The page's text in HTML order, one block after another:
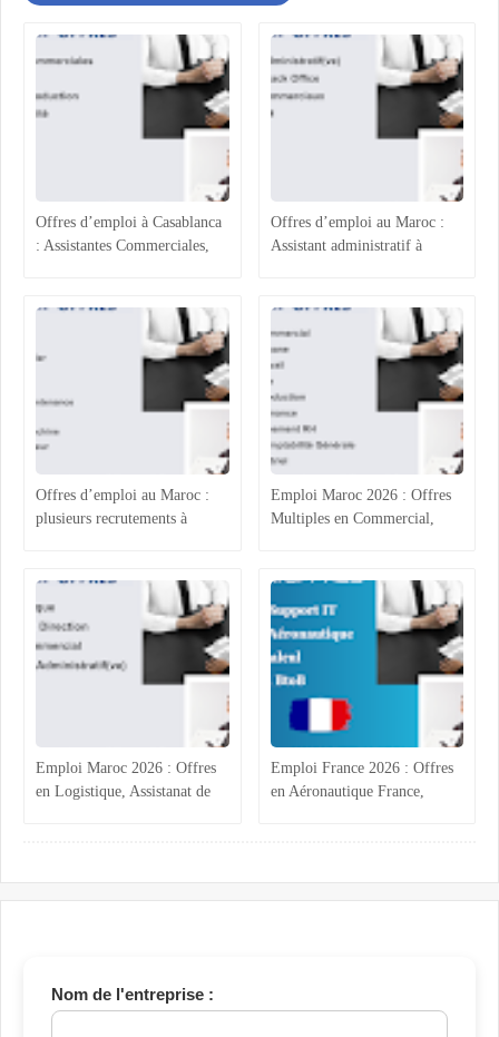
Offres d’emploi à Casablanca
: Assistantes Commerciales,
Qualité
Offres d’emploi au Maroc :
Assistant administratif à
Commerciaux à Rabat-Salé et
Assistant RH à Agadir
Offres d’emploi au Maroc :
plusieurs recrutements à
Emploi Maroc 2026 : Offres
Multiples en Commercial,
Emploi Maroc 2026 : Offres
en Logistique, Assistanat de
Emploi France 2026 : Offres
en Aéronautique France,
Nom de l'entreprise :